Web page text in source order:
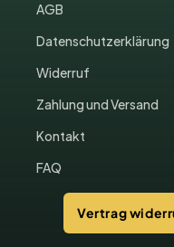
AGB
Datenschutzerklärung
Widerruf
Zahlung und Versand
Kontakt
FAQ
Vertrag